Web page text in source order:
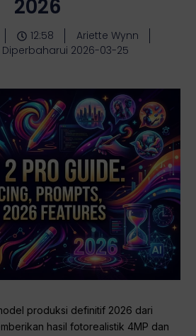
2026
12:58
Ariette Wynn
Diperbaharui 2026-03-25
produksi definitif 2026 dari
hasil fotorealistik 4MP dan